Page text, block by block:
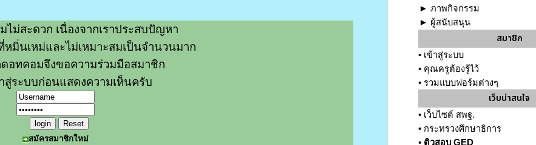
ไม่สะดวก เนื่องจากเราประสบปัญหา
มิ่นเหม่และไม่เหมาะสมเป็นจำนวนมาก
อทคอมจึงขอความร่วมมือสมาชิก
สู่ระบบก่อนแสดงความเห็นครับ
สมัครสมาชิกใหม่
► ภาพกิจกรรม
► ผู้สนับสนุน
สมาชิก
• เข้าสู่ระบบ
• คุณครูต้องรู้ไว้
• รวมแบบฟอร์มต่างๆ
เว็บน่าสนใจ
• เว็บไซต์ สพฐ.
• กระทรวงศึกษาธิการ
• ติวสอบ GED